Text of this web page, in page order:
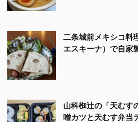
二条城前メキシコ料
エスキーナ）で自家
山科椥辻の「天むす
噌カツと天むす弁当